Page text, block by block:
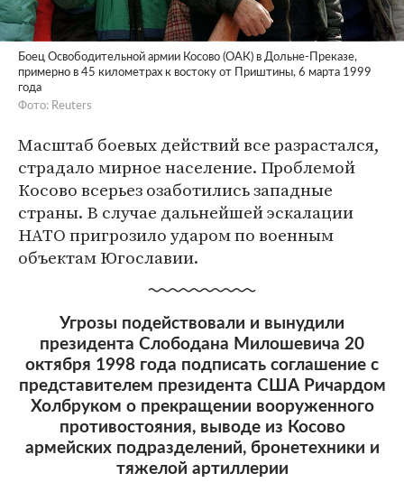
Боец Освободительной армии Косово (ОАК) в Дольне-Преказе,
примерно в 45 километрах к востоку от Приштины, 6 марта 1999
года
Фото: Reuters
Масштаб боевых действий все разрастался,
страдало мирное население. Проблемой
Косово всерьез озаботились западные
страны. В случае дальнейшей эскалации
НАТО пригрозило ударом по военным
объектам Югославии.
Угрозы подействовали и вынудили
президента Слободана Милошевича 20
октября 1998 года подписать соглашение с
представителем президента США Ричардом
Холбруком о прекращении вооруженного
противостояния, выводе из Косово
армейских подразделений, бронетехники и
тяжелой артиллерии